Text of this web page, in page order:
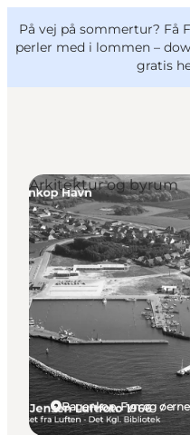
På vej på sommertur? Få
perler med i lommen –
gratis
Oplevelser
Outdoor
Mad og drikke
Overnatning
Book lokale
VisitFyn
Deutsch
Bagenkop, Fyn og øerne
Arkitektur og byrum